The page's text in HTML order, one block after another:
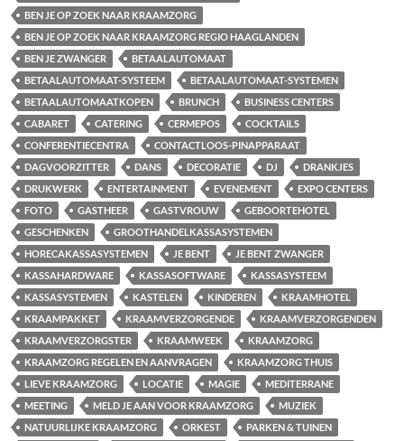
BEN JE OP ZOEK NAAR KRAAMZORG
BEN JE OP ZOEK NAAR KRAAMZORG REGIO HAAGLANDEN
BEN JE ZWANGER
BETAALAUTOMAAT
BETAALAUTOMAAT-SYSTEEM
BETAALAUTOMAAT-SYSTEMEN
BETAALAUTOMAATKOPEN
BRUNCH
BUSINESS CENTERS
CABARET
CATERING CERMEPOS
COCKTAILS
CONFERENTIECENTRA
CONTACTLOOS-PINAPPARAAT
DAGVOORZITTER
DANS DECORATIE DJ
DRANKJES
DRUKWERK
ENTERTAINMENT EVENEMENT
EXPO CENTERS
FOTO
GASTHEER GASTVROUW
GEBOORTEHOTEL
GESCHENKEN
GROOTHANDELKASSASYSTEMEN
HORECAKASSASYSTEMEN
JE BENT
JE BENT ZWANGER
KASSAHARDWARE
KASSASOFTWARE
KASSASYSTEEM
KASSASYSTEMEN
KASTELEN KINDEREN
KRAAMHOTEL
KRAAMPAKKET
KRAAMVERZORGENDE
KRAAMVERZORGENDEN
KRAAMVERZORGSTER
KRAAMWEEK
KRAAMZORG
KRAAMZORG REGELEN EN AANVRAGEN
KRAAMZORG THUIS
LIEVE KRAAMZORG
LOCATIE MAGIE
MEDITERRANE
MEETING
MELD JE AAN VOOR KRAAMZORG
MUZIEK
NATUURLIJKE KRAAMZORG
ORKEST
PARKEN & TUINEN